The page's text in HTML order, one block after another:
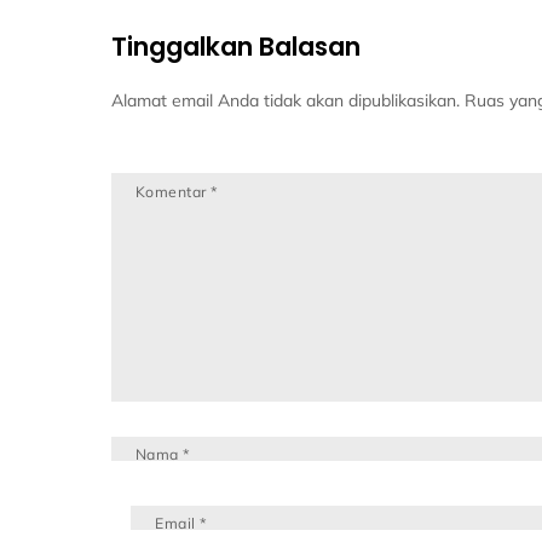
Tinggalkan Balasan
Alamat email Anda tidak akan dipublikasikan. Ruas
Komentar*
Nama*
Email*